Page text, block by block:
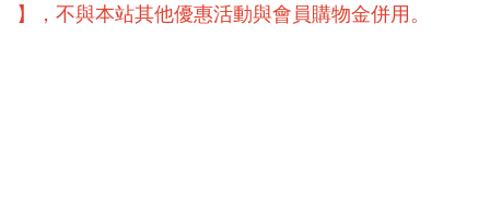
】，不與本站其他優惠活動與會員購物金併用。